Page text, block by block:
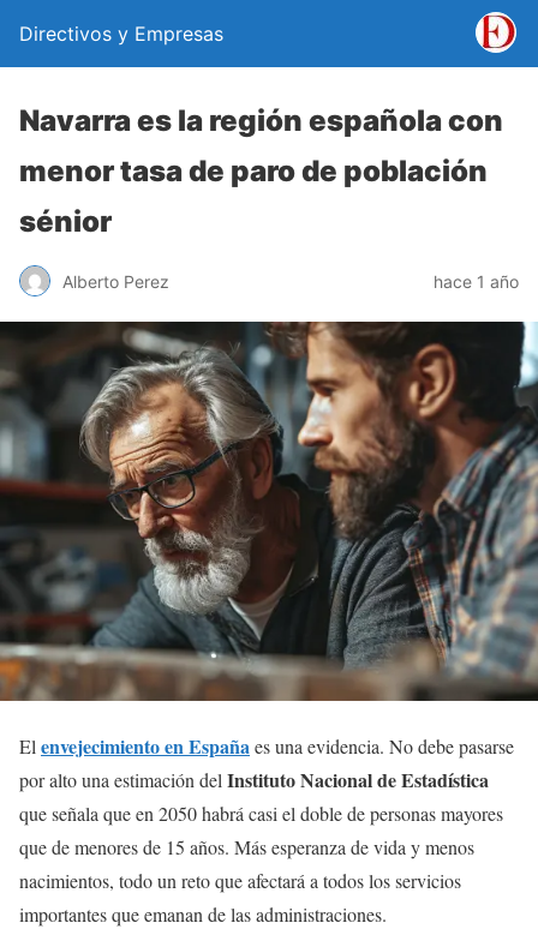
Directivos y Empresas
Navarra es la región española con
menor tasa de paro de población
sénior
Alberto Perez hace 1 año
El envejecimiento en Españaes una evidencia. No debe pasarse
por alto una estimación del Instituto Nacional de Estadística
que señala que en 2050 habrá casi el doble de personas mayores
que de menores de 15 años. Más esperanza de vida y menos
nacimientos, todo un reto que afectará a todos los servicios
importantes que emanan de las administraciones.